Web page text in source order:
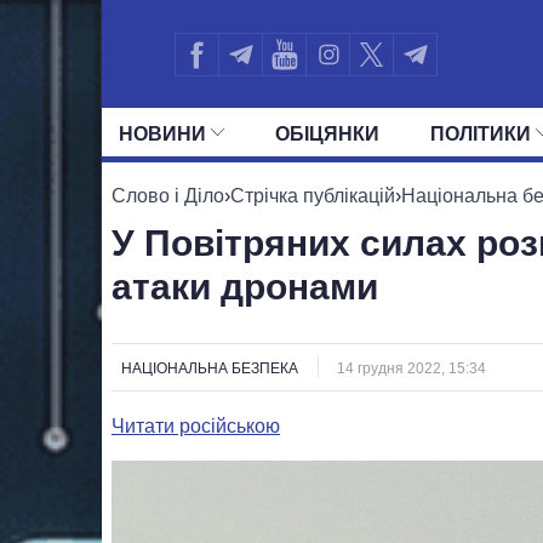
НОВИНИ ОБIЦЯНКИ ПОЛIТИКИ
УСІ ПОЛІТИКИ ПРЕЗИДЕНТ І
Слово і Діло›Стрічка публікацій›Національна
У Повітряних силах
атаки дронами
НАЦІОНАЛЬНА БЕЗПЕКА 14 грудня 2022, 15:34
Читати російською